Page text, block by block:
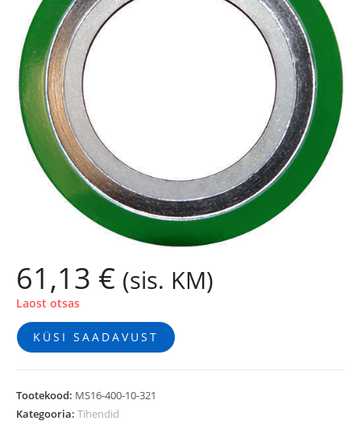
61,13 € (sis. KM)
Laost otsas
KÜSI SAADAVUST
Tootekood: MS16-400-10-321
Kategooria: Tihendid